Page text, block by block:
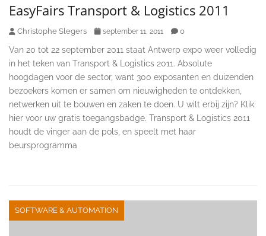
EasyFairs Transport & Logistics 2011
Christophe Slegers september 11, 2011 0
Van 20 tot 22 september 2011 staat Antwerp expo weer volledig
in het teken van Transport & Logistics 2011. Absolute
hoogdagen voor de sector, want 300 exposanten en duizenden
bezoekers komen er samen om nieuwigheden te ontdekken,
netwerken uit te bouwen en zaken te doen. U wilt erbij zijn? Klik
hier voor uw gratis toegangsbadge. Transport & Logistics 2011
houdt de vinger aan de pols, en speelt met haar
beursprogramma
SOFTWARE & AUTOMATION